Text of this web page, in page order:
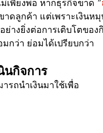
เพียงพอ หากธุรกิจขาด “
ดลูกค้า แต่เพราะเงินห
างยิ่งต่อการเติบโตของ
กว่า ย่อมได้เปรียบกว่า
นกิจการ
รถนำเงินมาใช้เพื่อ